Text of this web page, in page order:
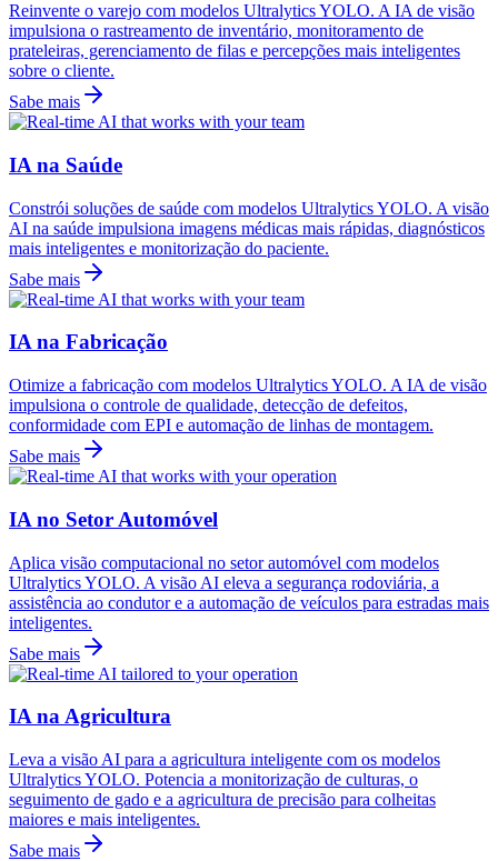
Reinvente o varejo com modelos Ultralytics YOLO. A IA de visão
impulsiona o rastreamento de inventário, monitoramento de
prateleiras, gerenciamento de filas e percepções mais inteligentes
sobre o cliente.
Sabe mais
IA na Saúde
Constrói soluções de saúde com modelos Ultralytics YOLO. A visão
AI na saúde impulsiona imagens médicas mais rápidas, diagnósticos
mais inteligentes e monitorização do paciente.
Sabe mais
IA na Fabricação
Otimize a fabricação com modelos Ultralytics YOLO. A IA de visão
impulsiona o controle de qualidade, detecção de defeitos,
conformidade com EPI e automação de linhas de montagem.
Sabe mais
IA no Setor Automóvel
Aplica visão computacional no setor automóvel com modelos
Ultralytics YOLO. A visão AI eleva a segurança rodoviária, a
assistência ao condutor e a automação de veículos para estradas mais
inteligentes.
Sabe mais
IA na Agricultura
Leva a visão AI para a agricultura inteligente com os modelos
Ultralytics YOLO. Potencia a monitorização de culturas, o
seguimento de gado e a agricultura de precisão para colheitas
maiores e mais inteligentes.
Sabe mais